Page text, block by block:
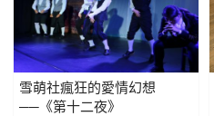
雪萌社瘋狂的愛情幻想
──《第十二夜》